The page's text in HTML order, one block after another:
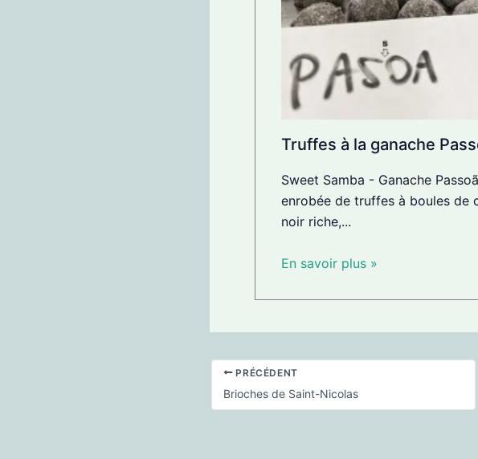
Truffes à la ganache
Sweet Samba - Ganache
enrobée de truffes à boules de
noir riche,...
En savoir plus »
PRÉCÉDENT
Brioches de Saint-Nicolas